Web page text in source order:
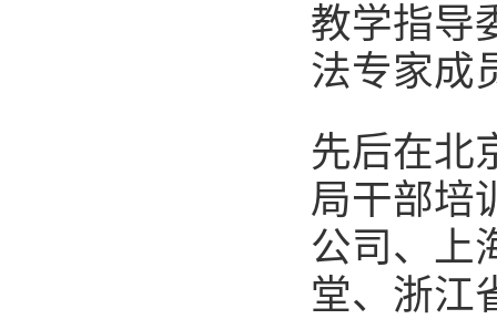
教学指导
法专家成
先后在北
局干部培
公司、上
堂、浙江